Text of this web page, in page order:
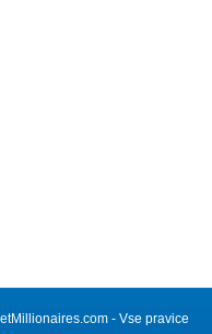
- Vse pravice